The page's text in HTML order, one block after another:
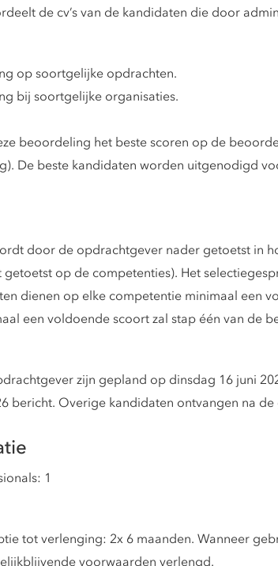
de cv’s van de kandidaten die door
op soortgelijke opdrachten.
bij soortgelijke organisaties.
beoordeling het beste scoren op de
De beste kandidaten worden uitgenodigd
door de opdrachtgever nader getoetst in
op de competenties). Het
dienen op elke competentie minimaal een
een voldoende scoort zal stap één van de
zijn gepland op dinsdag 16 juni
bericht. Overige kandidaten ontvangen na
1
tot verlenging: 2x 6 maanden. Wanneer
voorwaarden verlengd.